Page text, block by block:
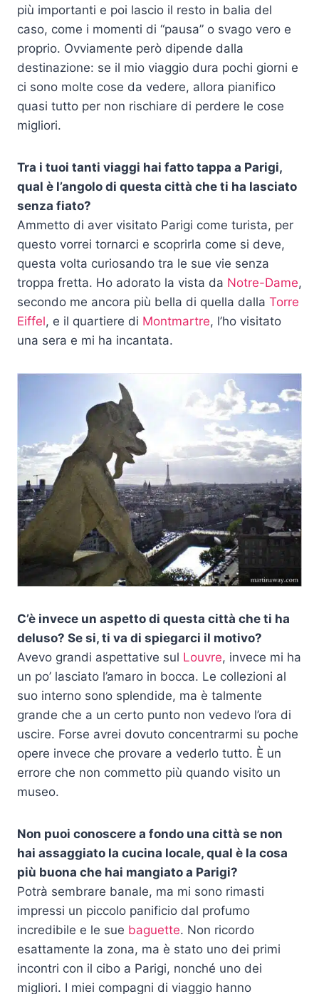
più importanti e poi lascio il resto in balia del
caso, come i momenti di “pausa” o svago vero e
proprio. Ovviamente però dipende dalla
destinazione: se il mio viaggio dura pochi giorni e
ci sono molte cose da vedere, allora pianifico
quasi tutto per non rischiare di perdere le cose
migliori.
Tra i tuoi tanti viaggi hai fatto tappa a Parigi,
qual è l’angolo di questa città che ti ha lasciato
senza fiato?
Ammetto di aver visitato Parigi come turista, per
questo vorrei tornarci e scoprirla come si deve,
questa volta curiosando tra le sue vie senza
troppa fretta. Ho adorato la vista da Notre-Dame,
secondo me ancora più bella di quella dalla Torre
Eiffel, e il quartiere di Montmartre, l’ho visitato
una sera e mi ha incantata.
C’è invece un aspetto di questa città che ti ha
deluso? Se si, ti va di spiegarci il motivo?
Avevo grandi aspettative sul Louvre, invece mi ha
un po’ lasciato l’amaro in bocca. Le collezioni al
suo interno sono splendide, ma è talmente
grande che a un certo punto non vedevo l’ora di
uscire. Forse avrei dovuto concentrarmi su poche
opere invece che provare a vederlo tutto. È un
errore che non commetto più quando visito un
museo.
Non puoi conoscere a fondo una città se non
hai assaggiato la cucina locale, qual è la cosa
più buona che hai mangiato a Parigi?
Potrà sembrare banale, ma mi sono rimasti
impressi un piccolo panificio dal profumo
incredibile e le sue baguette. Non ricordo
esattamente la zona, ma è stato uno dei primi
incontri con il cibo a Parigi, nonché uno dei
migliori. I miei compagni di viaggio hanno